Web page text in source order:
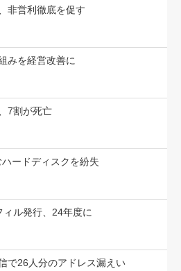
非営利徹底を促す
みを経営改善に
7割が死亡
ードディスクを紛失
ル発行、24年度に
で26人分のアドレス漏えい